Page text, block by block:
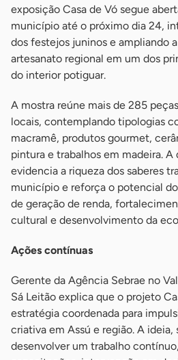
exposição Casa de Vó segue
município até o próximo dia 24,
dos festejos juninos e ampliando
artesanato regional em um dos
do interior potiguar.
A mostra reúne mais de 285
locais, contemplando tipologias
macramê, produtos gourmet,
pintura e trabalhos em madeira. A
evidencia a riqueza dos saberes
município e reforça o potencial
de geração de renda,
cultural e desenvolvimento da
Ações contínuas
Gerente da Agência Sebrae no
Sá Leitão explica que o projeto
estratégia coordenada para
criativa em Assú e região. A ideia,
desenvolver um trabalho